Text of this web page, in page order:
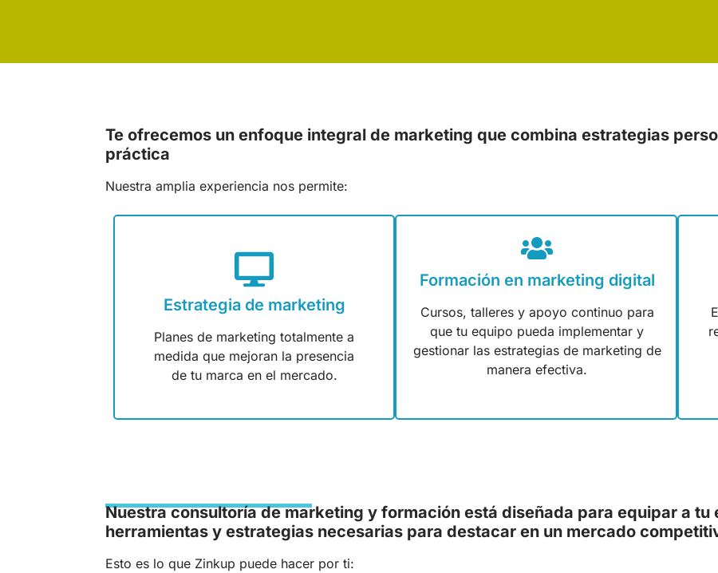
Te ofrecemos un enfoque integral de marketing que combina estrategias
práctica
Nuestra amplia experiencia nos permite:
Estrategia de marketing
Planes de marketing totalmente a
medida que mejoran la presencia
de tu marca en el mercado.
Formación en marketing digital
Cursos, talleres y apoyo continuo para
que tu equipo pueda implementar y
gestionar las estrategias de marketing de
manera efectiva.
Nuestra consultoría de marketing y formación está diseñada para equipar a tu
herramientas y estrategias necesarias para destacar en un mercado
Esto es lo que Zinkup puede hacer por ti: